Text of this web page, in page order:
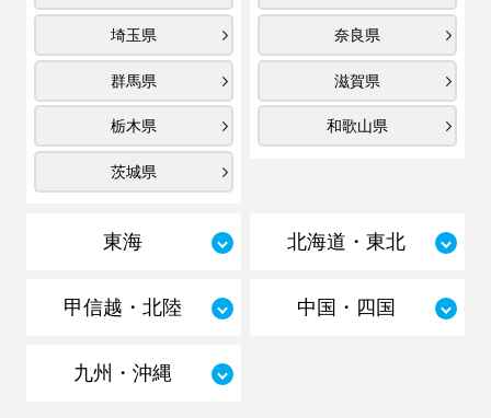
埼玉県
群馬県
栃木県
茨城県
奈良県
滋賀県
和歌山県
東海 北海道・東北
甲信越・北陸 中国・四国
九州・沖縄